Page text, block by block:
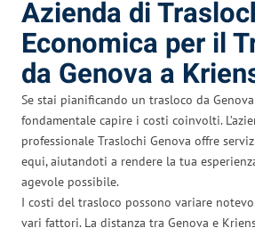
Azienda di
Economica per il
da Genova a
Se stai pianificando un trasloco da
fondamentale capire i costi coinvolti.
professionale Traslochi Genova offre
equi, aiutandoti a rendere la tua
agevole possibile.
I costi del trasloco possono variare
vari fattori. La distanza tra Genova e